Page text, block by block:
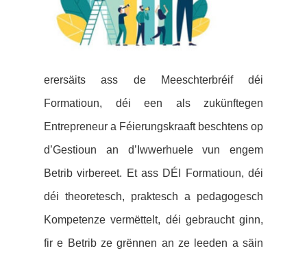
erersäits ass de Meeschterbréif déi
Formatioun, déi een als zukünftegen
Entrepreneur a Féierungskraaft beschtens op
d’Gestioun an d’Iwwerhuele vun engem
Betrib virbereet. Et ass DÉI Formatioun, déi
déi theoretesch, praktesch a pedagogesch
Kompetenze vermëttelt, déi gebraucht ginn,
fir e Betrib ze grënnen an ze leeden a säin